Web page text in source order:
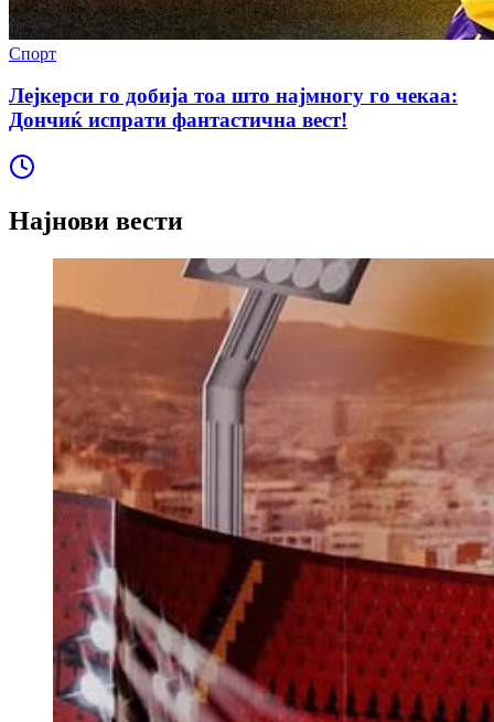
Спорт
Лејкерси го добија тоа што најмногу го чекаа:
Дончиќ испрати фантастична вест!
Најнови вести